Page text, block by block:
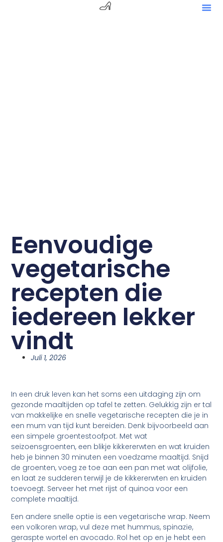
Eenvoudige
vegetarische
recepten die
iedereen lekker
vindt
Juli 1, 2026
In een druk leven kan het soms een uitdaging zijn om
gezonde maaltijden op tafel te zetten. Gelukkig zijn er tal
van makkelijke en snelle vegetarische recepten die je in
een mum van tijd kunt bereiden. Denk bijvoorbeeld aan
een simpele groentestoofpot. Met wat
seizoensgroenten, een blikje kikkererwten en wat kruiden
heb je binnen 30 minuten een voedzame maaltijd. Snijd
de groenten, voeg ze toe aan een pan met wat olijfolie,
en laat ze sudderen terwijl je de kikkererwten en kruiden
toevoegt. Serveer het met rijst of quinoa voor een
complete maaltijd.
Een andere snelle optie is een vegetarische wrap. Neem
een volkoren wrap, vul deze met hummus, spinazie,
geraspte wortel en avocado. Rol het op en je hebt een